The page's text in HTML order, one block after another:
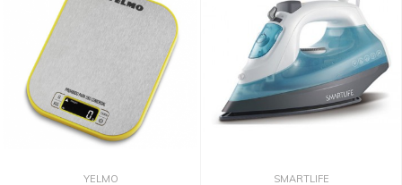
YELMO SMARTLIFE